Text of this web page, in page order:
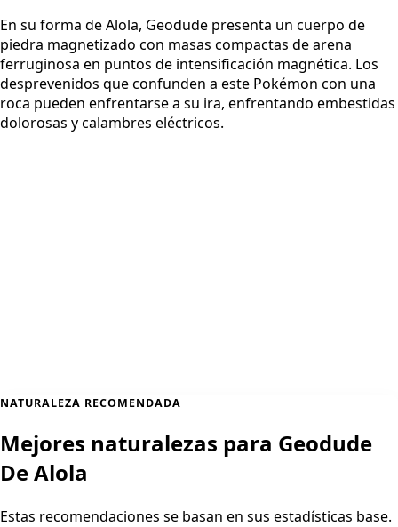
En su forma de Alola, Geodude presenta un cuerpo de
piedra magnetizado con masas compactas de arena
ferruginosa en puntos de intensificación magnética. Los
desprevenidos que confunden a este Pokémon con una
roca pueden enfrentarse a su ira, enfrentando embestidas
dolorosas y calambres eléctricos.
NATURALEZA RECOMENDADA
Mejores naturalezas para Geodude
De Alola
Estas recomendaciones se basan en sus estadísticas base.